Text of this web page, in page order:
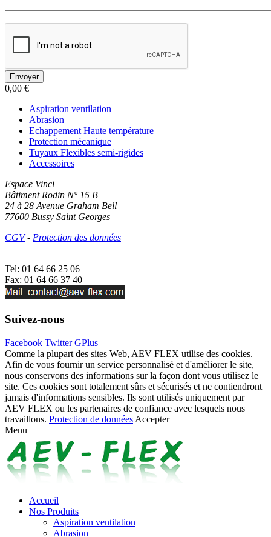
0,00 €
Aspiration ventilation
Abrasion
Echappement Haute température
Protection mécanique
Tuyaux Flexibles semi-rigides
Accessoires
Espace Vinci
Bâtiment Rodin N° 15 B
24 à 28 Avenue Graham Bell
77600 Bussy Saint Georges
CGV- Protection des données
Tel: 01 64 66 25 06
Fax: 01 64 66 37 40
Suivez-nous
Facebook Twitter GPlus
Comme la plupart des sites Web, AEV FLEX utilise des cookies.
Afin de vous fournir un service personnalisé et d'améliorer le site,
nous conservons des informations sur la façon dont vous utilisez le
site. Ces cookies sont totalement sûrs et sécurisés et ne contiendront
jamais d'informations sensibles. Ils sont utilisés uniquement par
AEV FLEX ou les partenaires de confiance avec lesquels nous
travaillons. Protection de données Accepter
Menu
Accueil
Nos Produits
Aspiration ventilation
Abrasion